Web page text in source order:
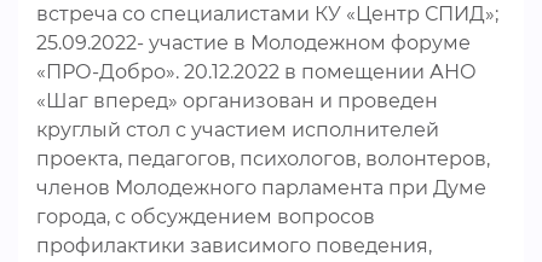
встреча со специалистами КУ «Центр СПИД»;
25.09.2022- участие в Молодежном форуме
«ПРО-Добро». 20.12.2022 в помещении АНО
«Шаг вперед» организован и проведен
круглый стол с участием исполнителей
проекта, педагогов, психологов, волонтеров,
членов Молодежного парламента при Думе
города, с обсуждением вопросов
профилактики зависимого поведения,